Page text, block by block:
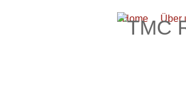
Home Über